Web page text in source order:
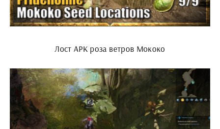
Лост АРК роза ветров Мококо